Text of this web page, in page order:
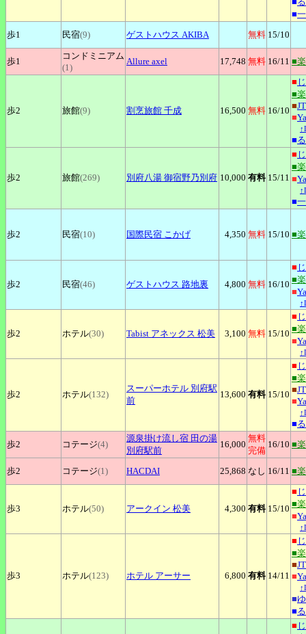
■
歩1
民宿(9) ゲストハウス AKIBA 無料 15/10
歩1
コンドミニアム
(1)
Allure axel 17,748 無料 16/11 ■
歩2 旅館(9) 割烹旅館 千成 16,500 無料 16/10
■
■
■
■
■
歩2 旅館(269) 別府八湯 御宿野乃別府 10,000 有料 15/11
■
■
■
■
歩2 民宿(10) 国際民宿 こかげ 4,350 無料 15/10 ■
歩2 民宿(46) ゲストハウス 路地裏 4,800 無料 16/10
■
■
■
歩2 ホテル(30) Tabist アネックス 松美 3,100 無料 15/10
■
■
■
歩2 ホテル(132)
スーパーホテル 別府駅
前
13,600 有料 15/10
■
■
■
■
■
歩2
コテージ(4)
源泉掛け流し宿 田の湯
別府駅前
16,000
無料
完備
16/10 ■
歩2 コテージ(1) HACDAI 25,868 なし 16/11 ■
歩3 ホテル(50) アークイン 松美 4,300 有料 15/10
■
■
■
歩3 ホテル(123) ホテル アーサー 6,800 有料 14/11
■
■
■
■
■
■
■